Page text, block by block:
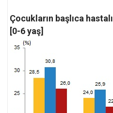
Çocukların başlıca
[0-6 yaş]